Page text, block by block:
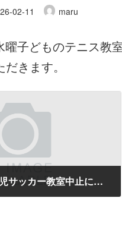
02-11 maru
子どものテニス教
きます。
本日（2/11）の幼児サッカー教室中止について